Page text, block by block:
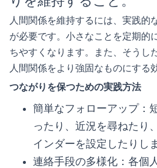
人間関係を維持するには、実践的
が必要です。小さなことを定期的
ちやすくなります。また、そうし
人間関係をより強固なものにする
つながりを保つための実践方法
簡単なフォローアップ：
ったり、近況を尋ねたり
インダーを設定したりし
連絡手段の多様化：各個